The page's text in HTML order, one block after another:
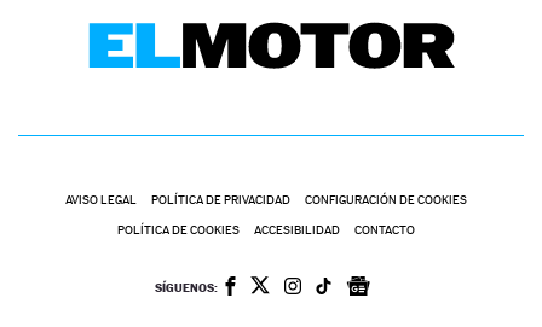
AVISO LEGAL POLÍTICA DE PRIVACIDAD CONFIGURACIÓN DE COOKIES
POLÍTICA DE COOKIES ACCESIBILIDAD CONTACTO
SÍGUENOS: